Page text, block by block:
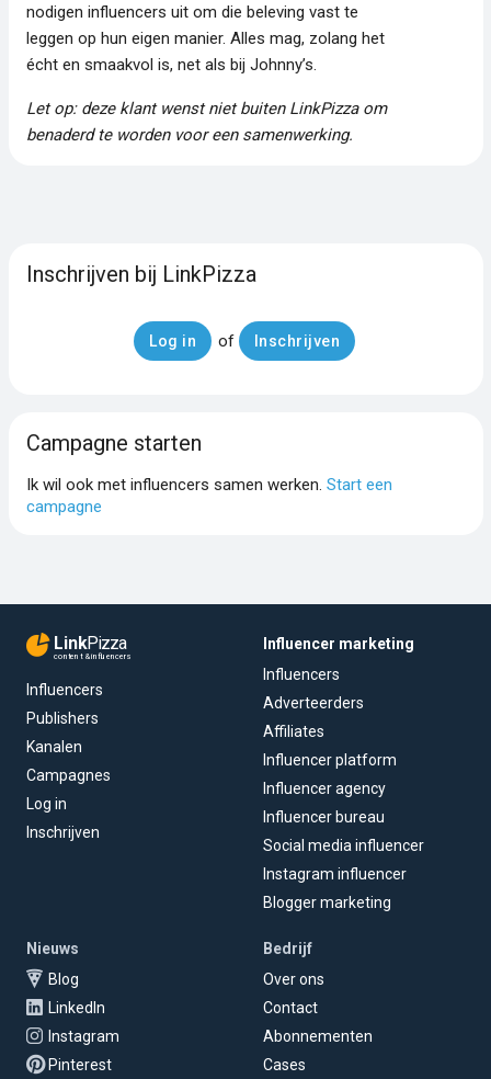
nodigen influencers uit om die beleving vast te
leggen op hun eigen manier. Alles mag, zolang het
écht en smaakvol is, net als bij Johnny’s.
Let op: deze klant wenst niet buiten LinkPizza om
benaderd te worden voor een samenwerking.
Inschrijven bij LinkPizza
Log in of Inschrijven
Campagne starten
Ik wil ook met influencers samen werken. Start een
campagne
LinkPizza
content & influencers
Influencers
Publishers
Kanalen
Campagnes
Log in
Inschrijven
Influencer marketing
Influencers
Adverteerders
Affiliates
Influencer platform
Influencer agency
Influencer bureau
Social media influencer
Instagram influencer
Blogger marketing
Nieuws
Blog
LinkedIn
Instagram
Pinterest
Bedrijf
Over ons
Contact
Abonnementen
Cases